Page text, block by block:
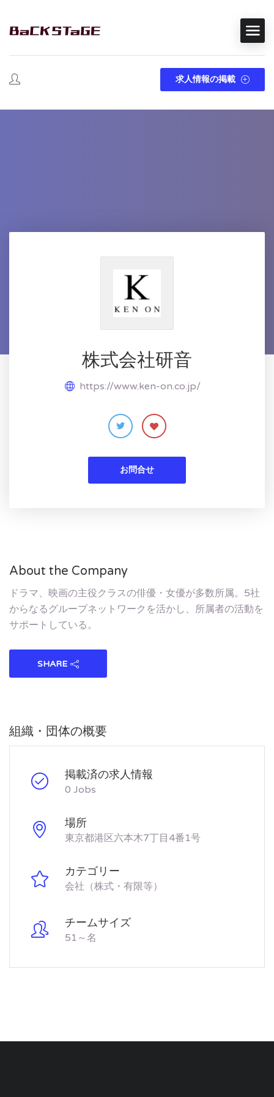
求人情報の掲載
株式会社研音
https://www.ken-on.co.jp/
お問合せ
About the Company
ドラマ、映画の主役クラスの俳優・女優が多数所属。5社
からなるグループネットワークを活かし、所属者の活動を
サポートしている。
SHARE
組織・団体の概要
掲載済の求人情報
0 Jobs
場所
東京都港区六本木7丁目4番1号
カテゴリー
会社（株式・有限等）
チームサイズ
51～名